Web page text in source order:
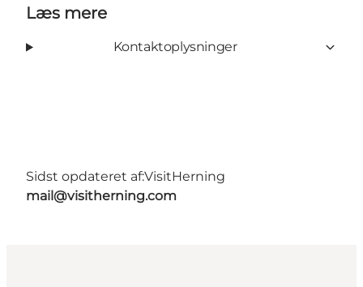
Læs mere
Kontaktoplysninger
Sidst opdateret af:VisitHerning
mail@visitherning.com